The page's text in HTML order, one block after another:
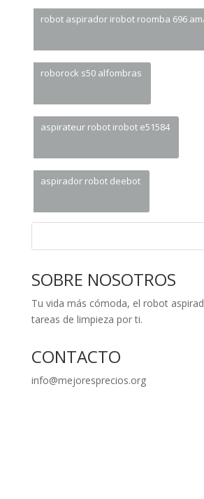
robot aspirador irobot roomba 696
roborock s50 alfombras
aspirateur robot irobot e51584
aspirador robot deebot
SOBRE NOSOTROS
Tu vida más cómoda, el robot
tareas de limpieza por ti.
CONTACTO
info@mejoresprecios.org